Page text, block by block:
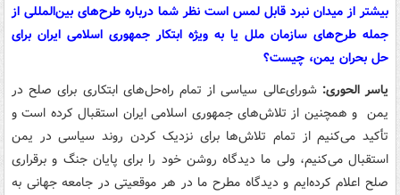
بیشتر از میدان نبرد قابل لمس است نظر شما درباره طرح‌های بین‌المللی از
جمله طرح‌های سازمان ملل یا به ویژه ابتکار جمهوری اسلامی ایران برای
حل بحران یمن، چیست؟
یاسر الحوری:شورای‌عالی سیاسی از تمام راه‌حل‌های ابتکاری برای صلح در
یمن و همچنین از تلاش‌های جمهوری اسلامی ایران استقبال کرده است و
تأکید می‌کنیم از تمام تلاش‌ها برای نزدیک کردن روند سیاسی در یمن
استقبال می‌کنیم، ولی ما دیدگاه روشن خود را برای پایان جنگ و برقراری
صلح اعلام کرده‌ایم و دیدگاه مطرح ما در هر موقعیتی در جامعه جهانی به